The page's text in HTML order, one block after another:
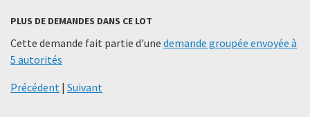
PLUS DE DEMANDES DANS CE LOT
Cette demande fait partie d'une demande groupée envoyée à
5 autorités
Précédent | Suivant